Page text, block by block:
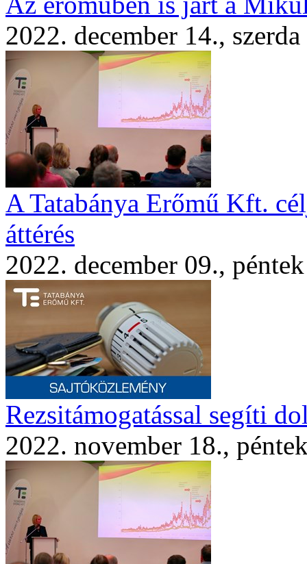
2022. december 14., szerda
A Tatabánya Erőmű Kft.
áttérés
2022. december 09., péntek
Rezsitámogatással segíti
2022. november 18.,